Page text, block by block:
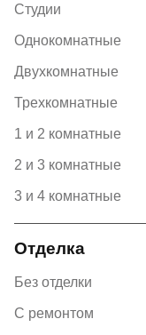
Студии
Однокомнатные
Двухкомнатные
Трехкомнатные
1 и 2 комнатные
2 и 3 комнатные
3 и 4 комнатные
Отделка
Без отделки
С ремонтом